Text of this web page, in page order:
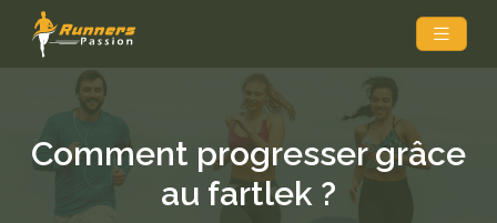
Comment progresser grâce
au fartlek ?